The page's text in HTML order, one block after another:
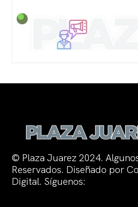
© Plaza Juarez 2024.
Reservados. Diseñado por
Digital. Síguenos: